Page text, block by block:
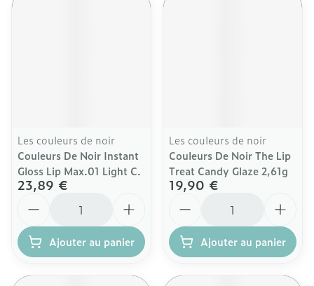
Les couleurs de noir
Couleurs De Noir Instant
Gloss Lip Max.01 Light C.
23,89 €
Ajouter au panier
Les couleurs de noir
Couleurs De Noir The Lip
Treat Candy Glaze 2,61g
19,90 €
Ajouter au panier